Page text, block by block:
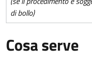
di bollo)
Cosa serve